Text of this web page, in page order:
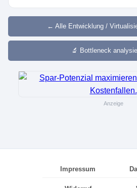
← Alle Entwicklung /
🔬 Bottleneck
Anzeige
Impressum